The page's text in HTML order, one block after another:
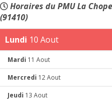
Horaires du PMU La
(91410)
Lundi 10 Aout
Mardi 11 Aout
Mercredi 12 Aout
Jeudi 13 Aout